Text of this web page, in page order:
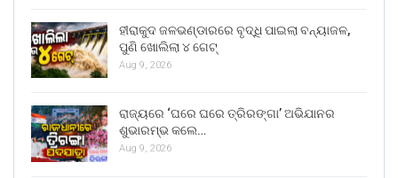
ହୀରାକୁଦ ଜଳଭଣ୍ଡାରରେ ବୃଦ୍ଧି ପାଇଲା ବନ୍ୟାଜଳ,
ପୁଣି ଖୋଲିଲା ୪ ଗେଟ୍
Aug 9, 2026
ରାଜ୍ୟରେ ‘ଘରେ ଘରେ ତ୍ରିରଙ୍ଗା’ ଅଭିଯାନର
ଶୁଭାରମ୍ଭ କଲେ…
Aug 9, 2026